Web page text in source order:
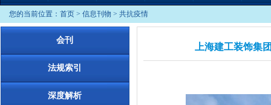
您的当前位置： 首页 > 信息刊物 > 共抗疫情
会刊
法规索引
深度解析
上海建工装饰集